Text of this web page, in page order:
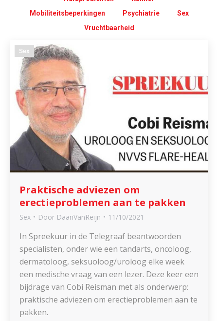
Mobiliteitsbeperkingen
Psychiatrie
Sex
Vruchtbaarheid
Sex
Praktische adviezen om
erectieproblemen aan te pakken
Sex Door DaanVanReijn 11/10/2021
In Spreekuur in de Telegraaf beantwoorden
specialisten, onder wie een tandarts, oncoloog,
dermatoloog, seksuoloog/uroloog elke week
een medische vraag van een lezer. Deze keer een
bijdrage van Cobi Reisman met als onderwerp:
praktische adviezen om erectieproblemen aan te
pakken.